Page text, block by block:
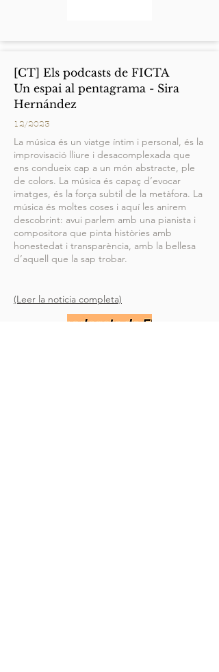
[CT] Els podcasts de FICTA
Un espai al pentagrama - Sira
Hernández
12/2023
La música és un viatge íntim i personal, és la
improvisació lliure i desacomplexada que
ens condueix cap a un món abstracte, ple
de colors. La música és capaç d’evocar
imatges, és la força subtil de la metàfora. La
música és moltes coses i aquí les anirem
descobrint: avui parlem amb una pianista i
compositora que pinta històries amb
honestedat i transparència, amb la bellesa
d’aquell que la sap trobar.
(Leer la noticia completa)